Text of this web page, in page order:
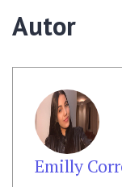
Autor
Emilly